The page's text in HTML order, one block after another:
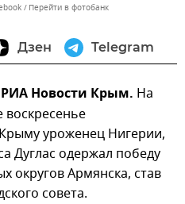
Перейти в фотобанк
Дзен Telegram
Новости Крым. На
уроженец Нигерии,
Дуглас одержал победу
округов Армянска, став
совета.